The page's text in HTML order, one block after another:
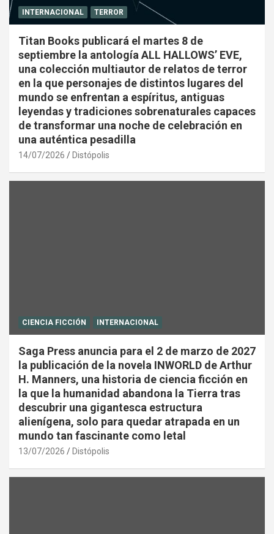
INTERNACIONAL TERROR
Titan Books publicará el martes 8 de
septiembre la antología ALL HALLOWS’ EVE,
una colección multiautor de relatos de terror
en la que personajes de distintos lugares del
mundo se enfrentan a espíritus, antiguas
leyendas y tradiciones sobrenaturales capaces
de transformar una noche de celebración en
una auténtica pesadilla
14/07/2026 Distópolis
CIENCIA FICCIÓN INTERNACIONAL
Saga Press anuncia para el 2 de marzo de 2027
la publicación de la novela INWORLD de Arthur
H. Manners, una historia de ciencia ficción en
la que la humanidad abandona la Tierra tras
descubrir una gigantesca estructura
alienígena, solo para quedar atrapada en un
mundo tan fascinante como letal
13/07/2026 Distópolis